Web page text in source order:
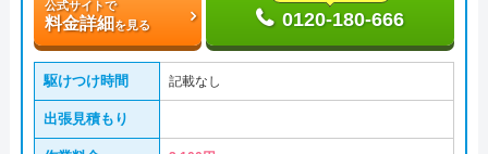
公式サイトで
料金詳細を見る 0120-180-666
駆けつけ時間 記載なし
出張見積もり